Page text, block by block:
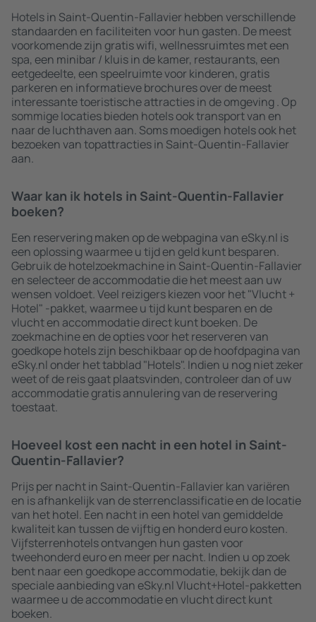
Hotels in Saint-Quentin-Fallavier hebben verschillende
standaarden en faciliteiten voor hun gasten. De meest
voorkomende zijn gratis wifi, wellnessruimtes met een
spa, een minibar / kluis in de kamer, restaurants, een
eetgedeelte, een speelruimte voor kinderen, gratis
parkeren en informatieve brochures over de meest
interessante toeristische attracties in de omgeving . Op
sommige locaties bieden hotels ook transport van en
naar de luchthaven aan. Soms moedigen hotels ook het
bezoeken van topattracties in Saint-Quentin-Fallavier
aan.
Waar kan ik hotels in Saint-Quentin-Fallavier
boeken?
Een reservering maken op de webpagina van eSky.nl is
een oplossing waarmee u tijd en geld kunt besparen.
Gebruik de hotelzoekmachine in Saint-Quentin-Fallavier
en selecteer de accommodatie die het meest aan uw
wensen voldoet. Veel reizigers kiezen voor het "Vlucht +
Hotel" -pakket, waarmee u tijd kunt besparen en de
vlucht en accommodatie direct kunt boeken. De
zoekmachine en de opties voor het reserveren van
goedkope hotels zijn beschikbaar op de hoofdpagina van
eSky.nl onder het tabblad "Hotels". Indien u nog niet zeker
weet of de reis gaat plaatsvinden, controleer dan of uw
accommodatie gratis annulering van de reservering
toestaat.
Hoeveel kost een nacht in een hotel in Saint-
Quentin-Fallavier?
Prijs per nacht in Saint-Quentin-Fallavier kan variëren
en is afhankelijk van de sterrenclassificatie en de locatie
van het hotel. Een nacht in een hotel van gemiddelde
kwaliteit kan tussen de vijftig en honderd euro kosten.
Vijfsterrenhotels ontvangen hun gasten voor
tweehonderd euro en meer per nacht. Indien u op zoek
bent naar een goedkope accommodatie, bekijk dan de
speciale aanbieding van eSky.nl Vlucht+Hotel-pakketten
waarmee u de accommodatie en vlucht direct kunt
boeken.